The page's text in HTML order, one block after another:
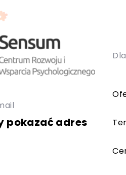
pokazać adres